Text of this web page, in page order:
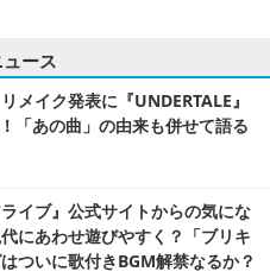
ース
メイク発表に『UNDERTALE』
「あの曲」の由来も併せて語る
イブ』公式サイトからの気にな
にあわせ遊びやすく？「ブリキ
ついに歌付きBGM解禁なるか？